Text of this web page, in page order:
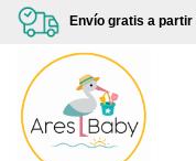
Saltar
contenido
Envío gratis a partir